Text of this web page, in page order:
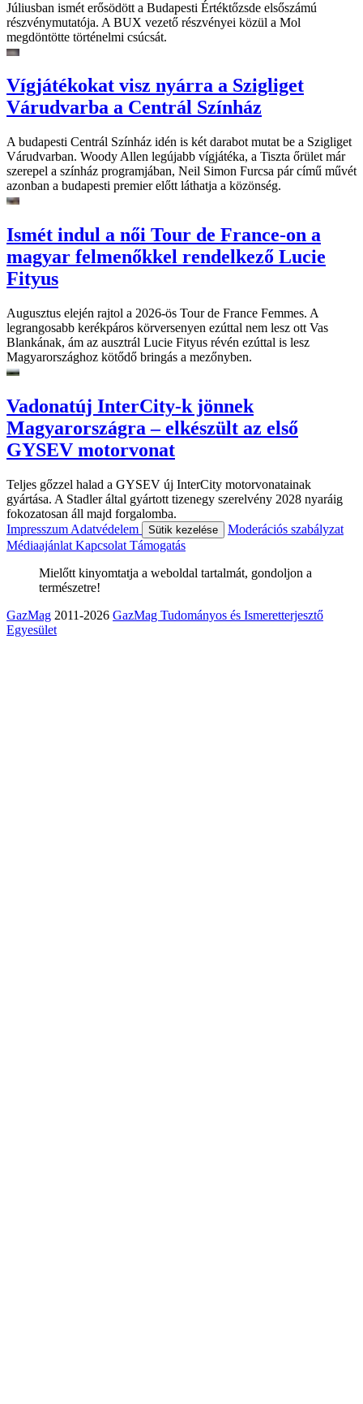
Júliusban ismét erősödött a Budapesti Értéktőzsde elsőszámú
részvénymutatója. A BUX vezető részvényei közül a Mol
megdöntötte történelmi csúcsát.
Vígjátékokat visz nyárra a Szigliget
Várudvarba a Centrál Színház
A budapesti Centrál Színház idén is két darabot mutat be a Szigliget
Várudvarban. Woody Allen legújabb vígjátéka, a Tiszta őrület már
szerepel a színház programjában, Neil Simon Furcsa pár című művét
azonban a budapesti premier előtt láthatja a közönség.
Ismét indul a női Tour de France-on a
magyar felmenőkkel rendelkező Lucie
Fityus
Augusztus elején rajtol a 2026-ös Tour de France Femmes. A
legrangosabb kerékpáros körversenyen ezúttal nem lesz ott Vas
Blankának, ám az ausztrál Lucie Fityus révén ezúttal is lesz
Magyarországhoz kötődő bringás a mezőnyben.
Vadonatúj InterCity-k jönnek
Magyarországra – elkészült az első
GYSEV motorvonat
Teljes gőzzel halad a GYSEV új InterCity motorvonatainak
gyártása. A Stadler által gyártott tizenegy szerelvény 2028 nyaráig
fokozatosan áll majd forgalomba.
Impresszum Adatvédelem Sütik kezelése
Moderációs szabályzat
Médiaajánlat Kapcsolat Támogatás
Mielőtt kinyomtatja a weboldal tartalmát, gondoljon a
természetre!
GazMag 2011-2026 GazMag Tudományos és Ismeretterjesztő
Egyesület